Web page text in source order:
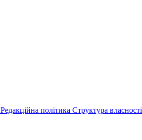
Редакційна політика Структура власності